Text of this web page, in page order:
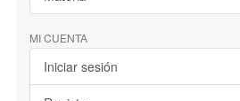
MI CUENTA
Iniciar sesión